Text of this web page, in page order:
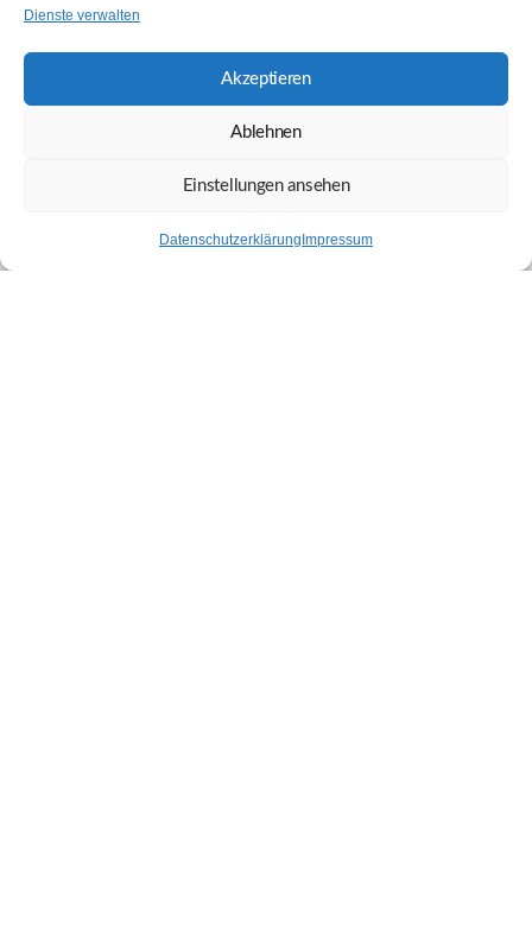
Dienste verwalten
Akzeptieren
Ablehnen
Einstellungen ansehen
Datenschutzerklärung Impressum